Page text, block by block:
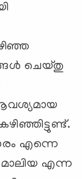
ചെയ്തു
എന്നെ
എന്ന